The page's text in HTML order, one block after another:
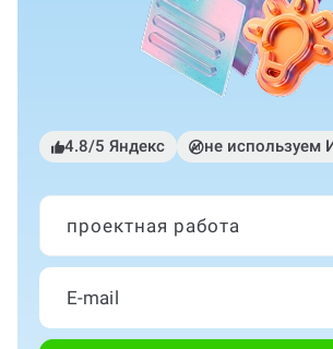
4.8/5 Яндекс не используем
проектная работа